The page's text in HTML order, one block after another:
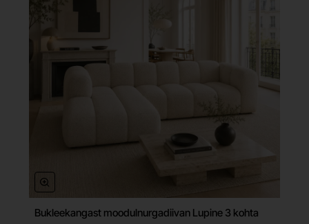
Tasuta tarne
Bukleekangast moodulnurgadiivan Lupine 3 kohta